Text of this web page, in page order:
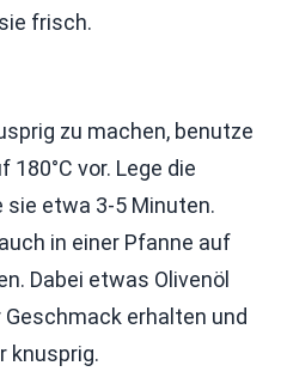
frisch.
zu machen, benutze
180°C vor. Lege die
sie etwa 3-5 Minuten.
in einer Pfanne auf
Dabei etwas Olivenöl
erhalten und
knusprig.